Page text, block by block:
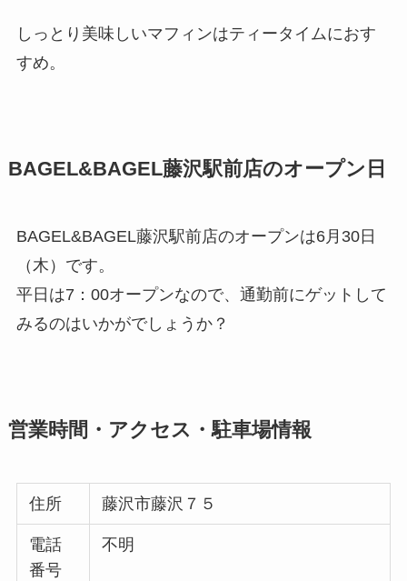
しっとり美味しいマフィンはティータイムにおす
すめ。
BAGEL&BAGEL藤沢駅前店のオープン日
BAGEL&BAGEL藤沢駅前店のオープンは6月30日
（木）です。
平日は7：00オープンなので、通勤前にゲットして
みるのはいかがでしょうか？
営業時間・アクセス・駐車場情報
住所 藤沢市藤沢７５
電話
番号
不明